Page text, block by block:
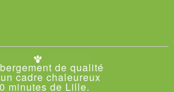
de qualité
cadre chaleureux
minutes de Lille.